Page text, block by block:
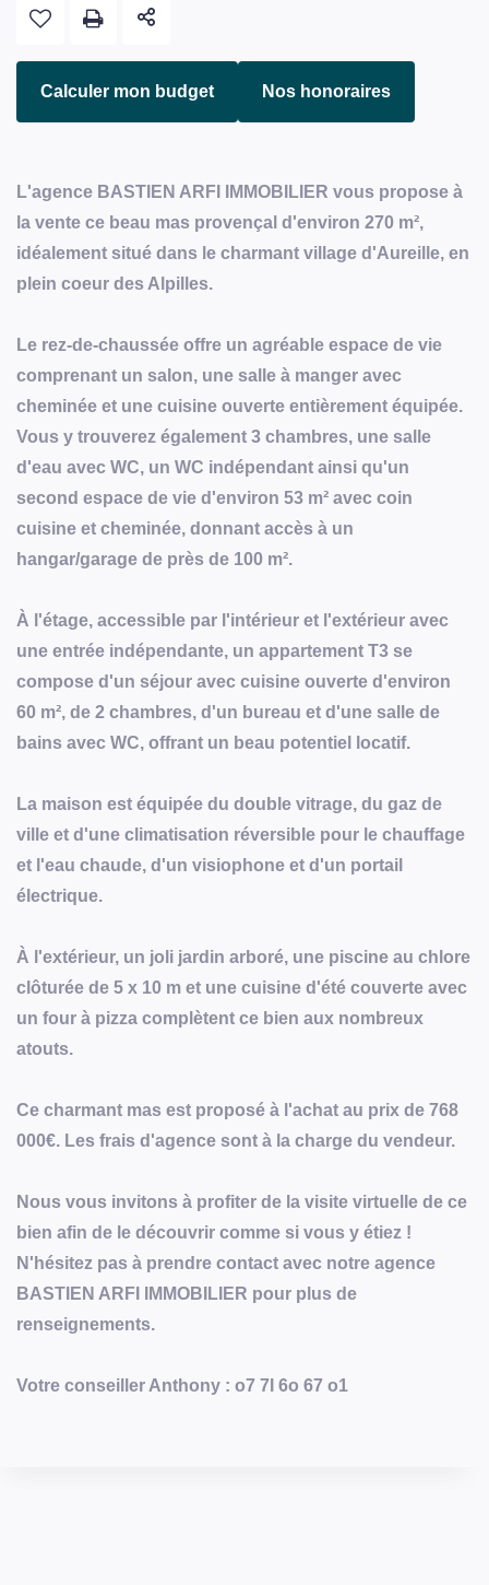
Calculer mon budget Nos honoraires
L'agence BASTIEN ARFI IMMOBILIER vous propose à
la vente ce beau mas provençal d'environ 270 m²,
idéalement situé dans le charmant village d'Aureille, en
plein coeur des Alpilles.
Le rez-de-chaussée offre un agréable espace de vie
comprenant un salon, une salle à manger avec
cheminée et une cuisine ouverte entièrement équipée.
Vous y trouverez également 3 chambres, une salle
d'eau avec WC, un WC indépendant ainsi qu'un
second espace de vie d'environ 53 m² avec coin
cuisine et cheminée, donnant accès à un
hangar/garage de près de 100 m².
À l'étage, accessible par l'intérieur et l'extérieur avec
une entrée indépendante, un appartement T3 se
compose d'un séjour avec cuisine ouverte d'environ
60 m², de 2 chambres, d'un bureau et d'une salle de
bains avec WC, offrant un beau potentiel locatif.
La maison est équipée du double vitrage, du gaz de
ville et d'une climatisation réversible pour le chauffage
et l'eau chaude, d'un visiophone et d'un portail
électrique.
À l'extérieur, un joli jardin arboré, une piscine au chlore
clôturée de 5 x 10 m et une cuisine d'été couverte avec
un four à pizza complètent ce bien aux nombreux
atouts.
Ce charmant mas est proposé à l'achat au prix de 768
000€. Les frais d'agence sont à la charge du vendeur.
Nous vous invitons à profiter de la visite virtuelle de ce
bien afin de le découvrir comme si vous y étiez !
N'hésitez pas à prendre contact avec notre agence
BASTIEN ARFI IMMOBILIER pour plus de
renseignements.
Votre conseiller Anthony : o7 7I 6o 67 o1